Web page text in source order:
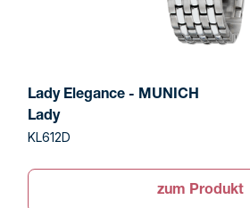
Lady Elegance - MUNICH
Lady
KL612D
zum Produkt